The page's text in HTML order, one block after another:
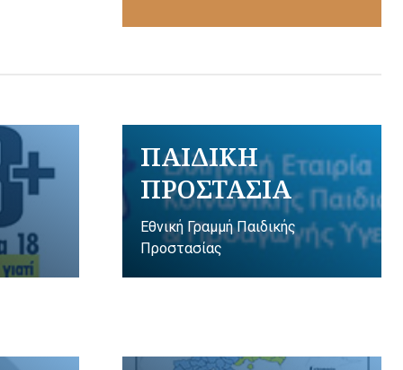
ΠΑΙΔΙΚΗ
ΠΡΟΣΤΑΣΙΑ
Εθνική Γραμμή Παιδικής
Προστασίας